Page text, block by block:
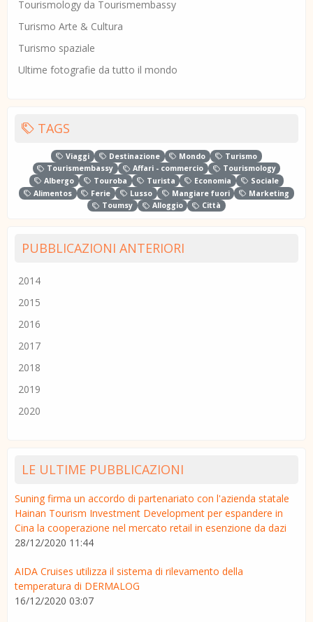
Tourismology da Tourismembassy
Turismo Arte & Cultura
Turismo spaziale
Ultime fotografie da tutto il mondo
TAGS
Viaggi Destinazione Mondo
Turismo
Tourismembassy
Affari - commercio
Tourismology
Albergo
Touroba Turista Economia
Sociale
Alimentos
Ferie Lusso Mangiare fuori
Marketing
Toumsy
Alloggio Città
PUBBLICAZIONI ANTERIORI
2014
2015
2016
2017
2018
2019
2020
LE ULTIME PUBBLICAZIONI
Suning firma un accordo di partenariato con l'azienda statale
Hainan Tourism Investment Development per espandere in
Cina la cooperazione nel mercato retail in esenzione da dazi
28/12/2020 11:44
AIDA Cruises utilizza il sistema di rilevamento della
temperatura di DERMALOG
16/12/2020 03:07